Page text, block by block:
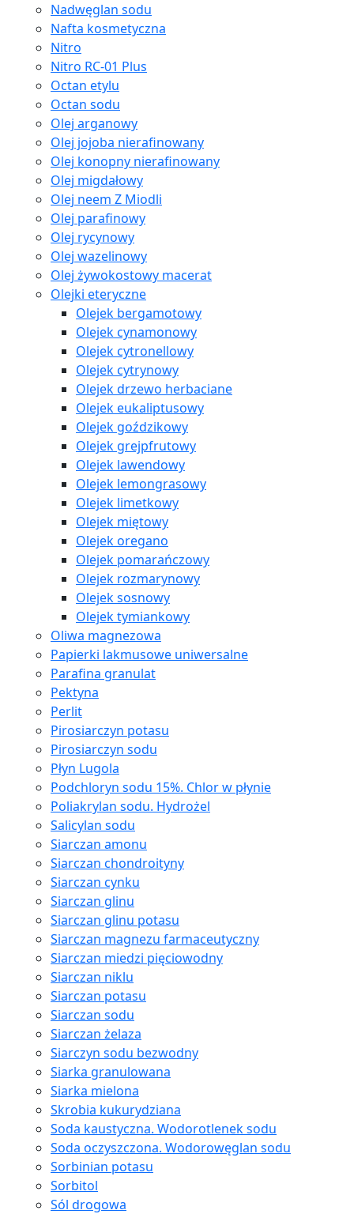
Nadwęglan sodu
Nafta kosmetyczna
Nitro
Nitro RC-01 Plus
Octan etylu
Octan sodu
Olej arganowy
Olej jojoba nierafinowany
Olej konopny nierafinowany
Olej migdałowy
Olej neem Z Miodli
Olej parafinowy
Olej rycynowy
Olej wazelinowy
Olej żywokostowy macerat
Olejki eteryczne
Olejek bergamotowy
Olejek cynamonowy
Olejek cytronellowy
Olejek cytrynowy
Olejek drzewo herbaciane
Olejek eukaliptusowy
Olejek goździkowy
Olejek grejpfrutowy
Olejek lawendowy
Olejek lemongrasowy
Olejek limetkowy
Olejek miętowy
Olejek oregano
Olejek pomarańczowy
Olejek rozmarynowy
Olejek sosnowy
Olejek tymiankowy
Oliwa magnezowa
Papierki lakmusowe uniwersalne
Parafina granulat
Pektyna
Perlit
Pirosiarczyn potasu
Pirosiarczyn sodu
Płyn Lugola
Podchloryn sodu 15%. Chlor w płynie
Poliakrylan sodu. Hydrożel
Salicylan sodu
Siarczan amonu
Siarczan chondroityny
Siarczan cynku
Siarczan glinu
Siarczan glinu potasu
Siarczan magnezu farmaceutyczny
Siarczan miedzi pięciowodny
Siarczan niklu
Siarczan potasu
Siarczan sodu
Siarczan żelaza
Siarczyn sodu bezwodny
Siarka granulowana
Siarka mielona
Skrobia kukurydziana
Soda kaustyczna. Wodorotlenek sodu
Soda oczyszczona. Wodorowęglan sodu
Sorbinian potasu
Sorbitol
Sól drogowa